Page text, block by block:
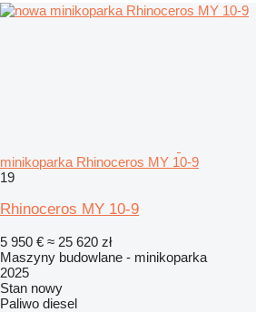
minikoparka Rhinoceros MY 10-9
19
Rhinoceros MY 10-9
5 950 € ≈ 25 620 zł
Maszyny budowlane - minikoparka
2025
Stan nowy
Paliwo diesel